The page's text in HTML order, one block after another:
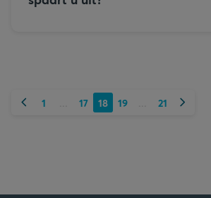
Vorige 1 17 18 19 21 Volgende